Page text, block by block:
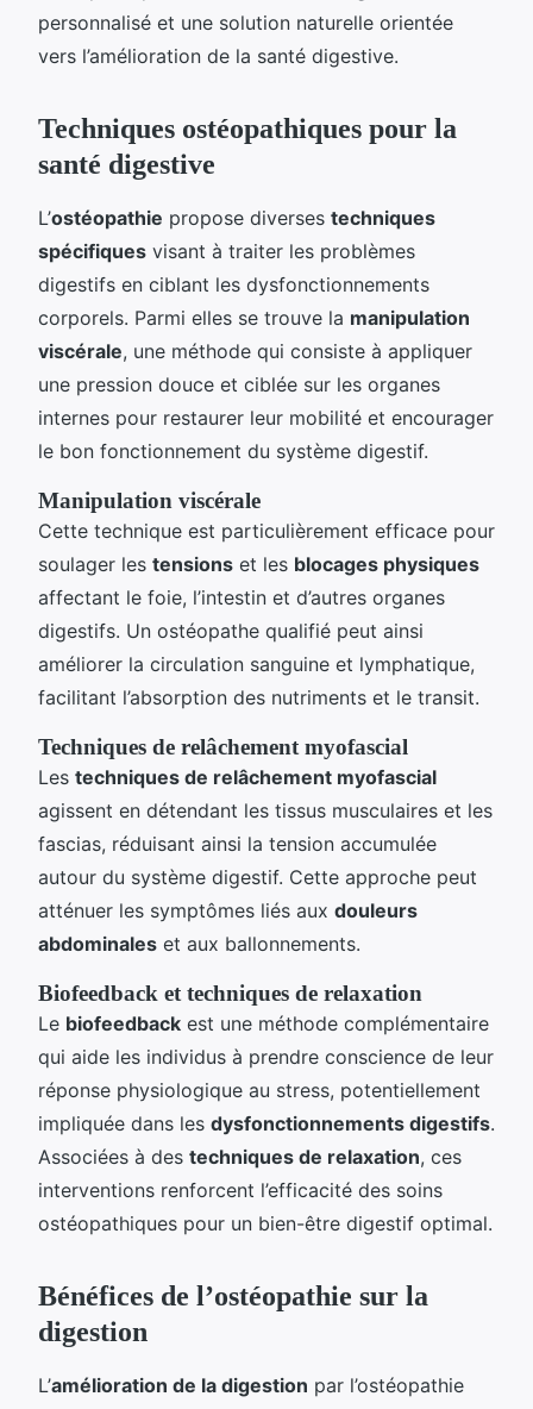
personnalisé et une solution naturelle orientée
vers l’amélioration de la santé digestive.
Techniques ostéopathiques pour la
santé digestive
L’ostéopathie propose diverses techniques
spécifiques visant à traiter les problèmes
digestifs en ciblant les dysfonctionnements
corporels. Parmi elles se trouve la manipulation
viscérale, une méthode qui consiste à appliquer
une pression douce et ciblée sur les organes
internes pour restaurer leur mobilité et encourager
le bon fonctionnement du système digestif.
Manipulation viscérale
Cette technique est particulièrement efficace pour
soulager les tensions et les blocages physiques
affectant le foie, l’intestin et d’autres organes
digestifs. Un ostéopathe qualifié peut ainsi
améliorer la circulation sanguine et lymphatique,
facilitant l’absorption des nutriments et le transit.
Techniques de relâchement myofascial
Les techniques de relâchement myofascial
agissent en détendant les tissus musculaires et les
fascias, réduisant ainsi la tension accumulée
autour du système digestif. Cette approche peut
atténuer les symptômes liés aux douleurs
abdominales et aux ballonnements.
Biofeedback et techniques de relaxation
Le biofeedback est une méthode complémentaire
qui aide les individus à prendre conscience de leur
réponse physiologique au stress, potentiellement
impliquée dans les dysfonctionnements digestifs.
Associées à des techniques de relaxation, ces
interventions renforcent l’efficacité des soins
ostéopathiques pour un bien-être digestif optimal.
Bénéfices de l’ostéopathie sur la
digestion
L’amélioration de la digestion par l’ostéopathie